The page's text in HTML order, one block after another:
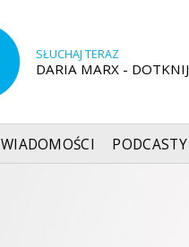
SŁUCHAJ TERAZ
DARIA MARX - DOTKNIJ
WIADOMOŚCI PODCASTY